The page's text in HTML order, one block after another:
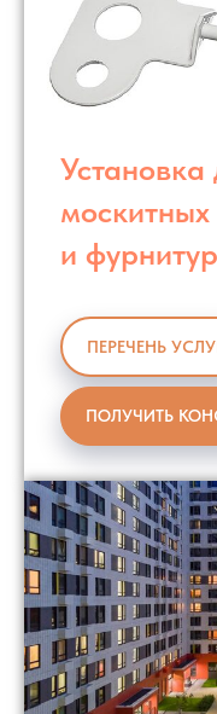
Установка
москитных
и
ПЕРЕЧЕНЬ
ПОЛУЧИТЬ